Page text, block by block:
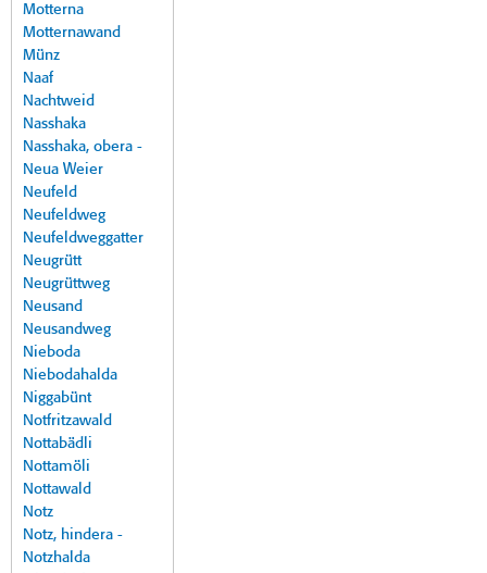
Motterna
Motternawand
Münz
Naaf
Nachtweid
Nasshaka
Nasshaka, obera -
Neua Weier
Neufeld
Neufeldweg
Neufeldweggatter
Neugrütt
Neugrüttweg
Neusand
Neusandweg
Nieboda
Niebodahalda
Niggabünt
Notfritzawald
Nottabädli
Nottamöli
Nottawald
Notz
Notz, hindera -
Notzhalda